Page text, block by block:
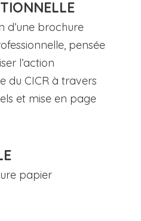
d’une brochure
pensée
l’action
du CICR à travers
et mise en page
papier